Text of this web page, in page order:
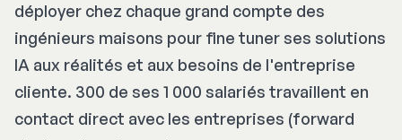
déployer chez chaque grand compte des
ingénieurs maisons pour fine tuner ses solutions
IA aux réalités et aux besoins de l'entreprise
cliente. 300 de ses 1 000 salariés travaillent en
contact direct avec les entreprises (forward